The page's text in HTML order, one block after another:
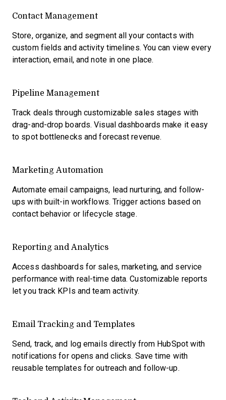
Contact Management
Store, organize, and segment all your contacts with
custom fields and activity timelines. You can view every
interaction, email, and note in one place.
Pipeline Management
Track deals through customizable sales stages with
drag-and-drop boards. Visual dashboards make it easy
to spot bottlenecks and forecast revenue.
Marketing Automation
Automate email campaigns, lead nurturing, and follow-
ups with built-in workflows. Trigger actions based on
contact behavior or lifecycle stage.
Reporting and Analytics
Access dashboards for sales, marketing, and service
performance with real-time data. Customizable reports
let you track KPIs and team activity.
Email Tracking and Templates
Send, track, and log emails directly from HubSpot with
notifications for opens and clicks. Save time with
reusable templates for outreach and follow-up.